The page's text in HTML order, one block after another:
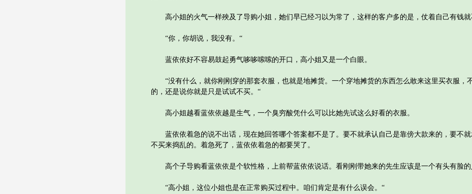
高小姐的火气一样殃及了导购小姐，她们早已经习以为常了，这样的客户多的是，仗着自己有钱就
“你，你胡说，我没有。“
蓝依依好不容易鼓起勇气哆哆嗦嗦的开口，高小姐又是一个白眼。
“没有什么，就你刚刚穿的那套衣服，也就是地摊货。一个穿地摊货的东西怎么敢来这里买衣服，
的，还是说你就是只是试试不买。“
高小姐越看蓝依依越是生气，一个臭穷酸凭什么可以比她先试这么好看的衣服。
蓝依依着急的说不出话，现在她回答哪个答案都不是了。要不就承认自己是靠傍大款来的，要不就
不买来捣乱的。着急死了，蓝依依着急的都要哭了。
高个子导购看蓝依依是个软性格，上前帮蓝依依说话。看刚刚带她来的先生应该是一个有头有脸的
“高小姐，这位小姐也是在正常购买过程中。咱们肯定是有什么误会。“